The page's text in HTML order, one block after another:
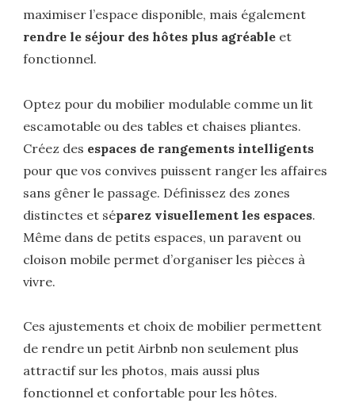
maximiser l’espace disponible, mais également
rendre le séjour des hôtes plus agréable et
fonctionnel.
Optez pour du mobilier modulable comme un lit
escamotable ou des tables et chaises pliantes.
Créez des espaces de rangements intelligents
pour que vos convives puissent ranger les affaires
sans gêner le passage. Définissez des zones
distinctes et séparez visuellement les espaces.
Même dans de petits espaces, un paravent ou
cloison mobile permet d’organiser les pièces à
vivre.
Ces ajustements et choix de mobilier permettent
de rendre un petit Airbnb non seulement plus
attractif sur les photos, mais aussi plus
fonctionnel et confortable pour les hôtes.